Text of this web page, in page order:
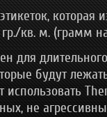
которая
кв. м. (грамм
для
будут
не